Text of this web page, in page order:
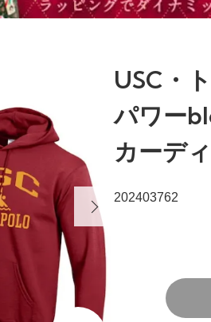
USC・
パワー
カーデ
202403762